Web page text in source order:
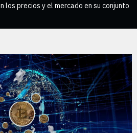
los precios y el mercado en su conjunto